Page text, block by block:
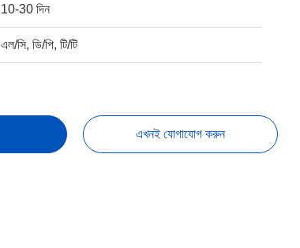
10-30 দিন
এল/সি, ডি/পি, টি/টি
এখনই যোগাযোগ করুন